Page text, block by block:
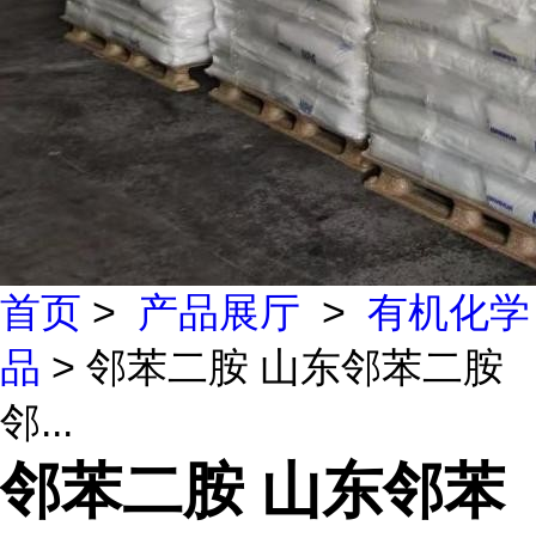
首页 > 产品展厅 > 有机化学
品 > 邻苯二胺 山东邻苯二胺
邻...
邻苯二胺 山东邻苯